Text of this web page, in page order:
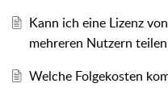
Kann ich eine Lizenz
mehreren Nutzern
Welche Folgekosten